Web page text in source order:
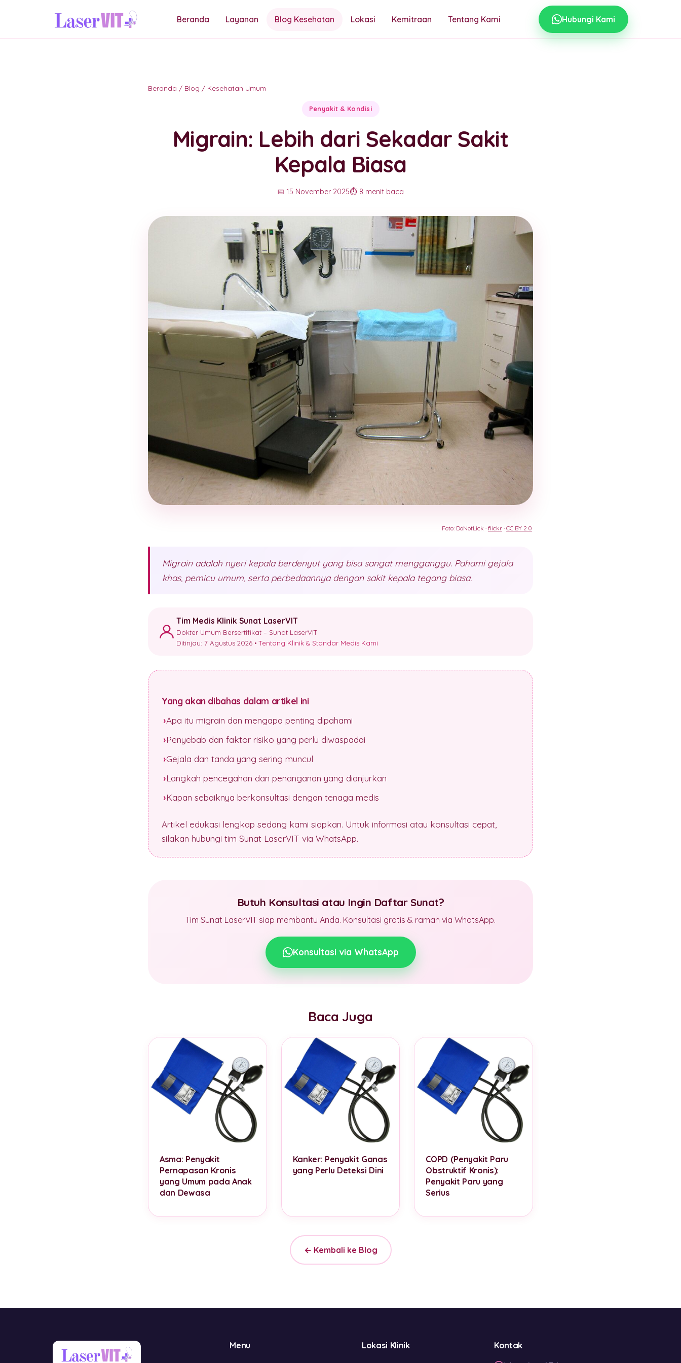
Beranda Layanan Blog Kesehatan Lokasi Kemitraan Tentang Kami Hubungi Kami
Beranda / Blog / Kesehatan Umum
Penyakit & Kondisi
Migrain: Lebih dari Sekadar Sakit
Kepala Biasa
📅 15 November 2025⏱️ 8 menit baca
Foto: DoNotLick · flickr · CC BY 2.0
Migrain adalah nyeri kepala berdenyut yang bisa sangat mengganggu. Pahami gejala
khas, pemicu umum, serta perbedaannya dengan sakit kepala tegang biasa.
Tim Medis Klinik Sunat LaserVIT
Dokter Umum Bersertifikat – Sunat LaserVIT
Ditinjau: 7 Agustus 2026 •Tentang Klinik & Standar Medis Kami
Yang akan dibahas dalam artikel ini
Apa itu migrain dan mengapa penting dipahami
Penyebab dan faktor risiko yang perlu diwaspadai
Gejala dan tanda yang sering muncul
Langkah pencegahan dan penanganan yang dianjurkan
Kapan sebaiknya berkonsultasi dengan tenaga medis
Artikel edukasi lengkap sedang kami siapkan. Untuk informasi atau konsultasi cepat,
silakan hubungi tim Sunat LaserVIT via WhatsApp.
Butuh Konsultasi atau Ingin Daftar Sunat?
Tim Sunat LaserVIT siap membantu Anda. Konsultasi gratis & ramah via WhatsApp.
Konsultasi via WhatsApp
Baca Juga
Asma: Penyakit
Pernapasan Kronis
yang Umum pada Anak
dan Dewasa
Kanker: Penyakit Ganas
yang Perlu Deteksi Dini
COPD (Penyakit Paru
Obstruktif Kronis):
Penyakit Paru yang
Serius
← Kembali ke Blog
Menu Lokasi Klinik Kontak